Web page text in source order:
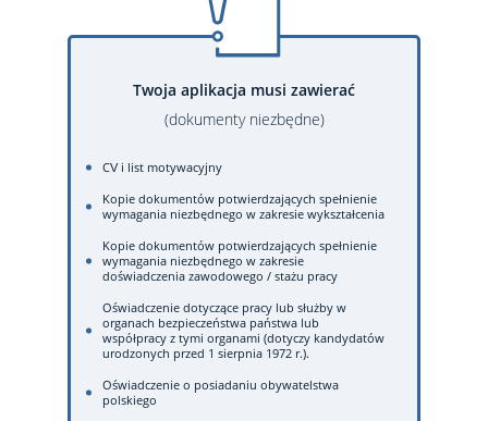
Twoja aplikacja musi zawierać
(dokumenty niezbędne)
CV i list motywacyjny
Kopie dokumentów potwierdzających spełnienie
wymagania niezbędnego w zakresie wykształcenia
Kopie dokumentów potwierdzających spełnienie
wymagania niezbędnego w zakresie
doświadczenia zawodowego / stażu pracy
Oświadczenie dotyczące pracy lub służby w
organach bezpieczeństwa państwa lub
współpracy z tymi organami (dotyczy kandydatów
urodzonych przed 1 sierpnia 1972 r.).
Oświadczenie o posiadaniu obywatelstwa
polskiego